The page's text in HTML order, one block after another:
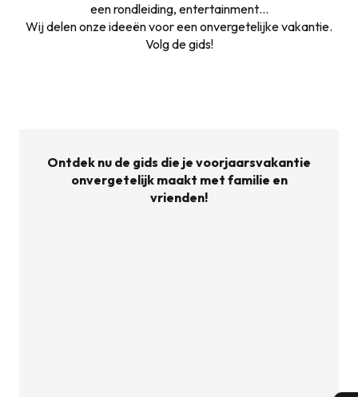
een rondleiding, entertainment…
Wij delen onze ideeën voor een onvergetelijke vakantie.
Volg de gids!
Ontdek nu de gids die je voorjaarsvakantie
onvergetelijk maakt met familie en
vrienden!